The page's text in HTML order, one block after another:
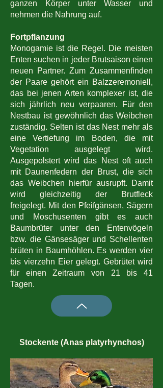
ganzen Körper unter Wasser und
nehmen die Nahrung auf.
Fortpflanzung
Monogamie ist die Regel. Die meisten
Enten suchen in jeder Brutsaison einen
neuen Partner. Zum Zusammenfinden
der Paare gehört ein Balzzeremoniell,
das bei jenen Arten komplexer ist, die
sich jährlich neu verpaaren. Für den
Nestbau ist gewöhnlich das Weibchen
zuständig. Selten ist das Nest mehr als
eine Vertiefung im Boden, die mit
Vegetation ausgelegt wird.
Ausgepolstert wird das Nest oft auch
mit Daunenfedern der Brust, die sich
das Weibchen hierfür ausrupft. Damit
wird gleichzeitig der Brutfleck
freigelegt. Mit den Pfeifgänsen, Sägern
und Moschusenten gibt es auch
Baumbrüter unter den Entenvögeln
bzw. die Gänsesäger und Schellenten
brüten in Baumhöhlen. Es werden vier
bis vierzehn Eier gelegt. Gebrütet wird
für einen Zeitraum von 21 bis 41
Tagen.
Stockente (Anas platyrhynchos)